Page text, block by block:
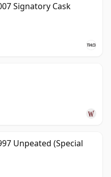
Signatory Cask
Unpeated (Special